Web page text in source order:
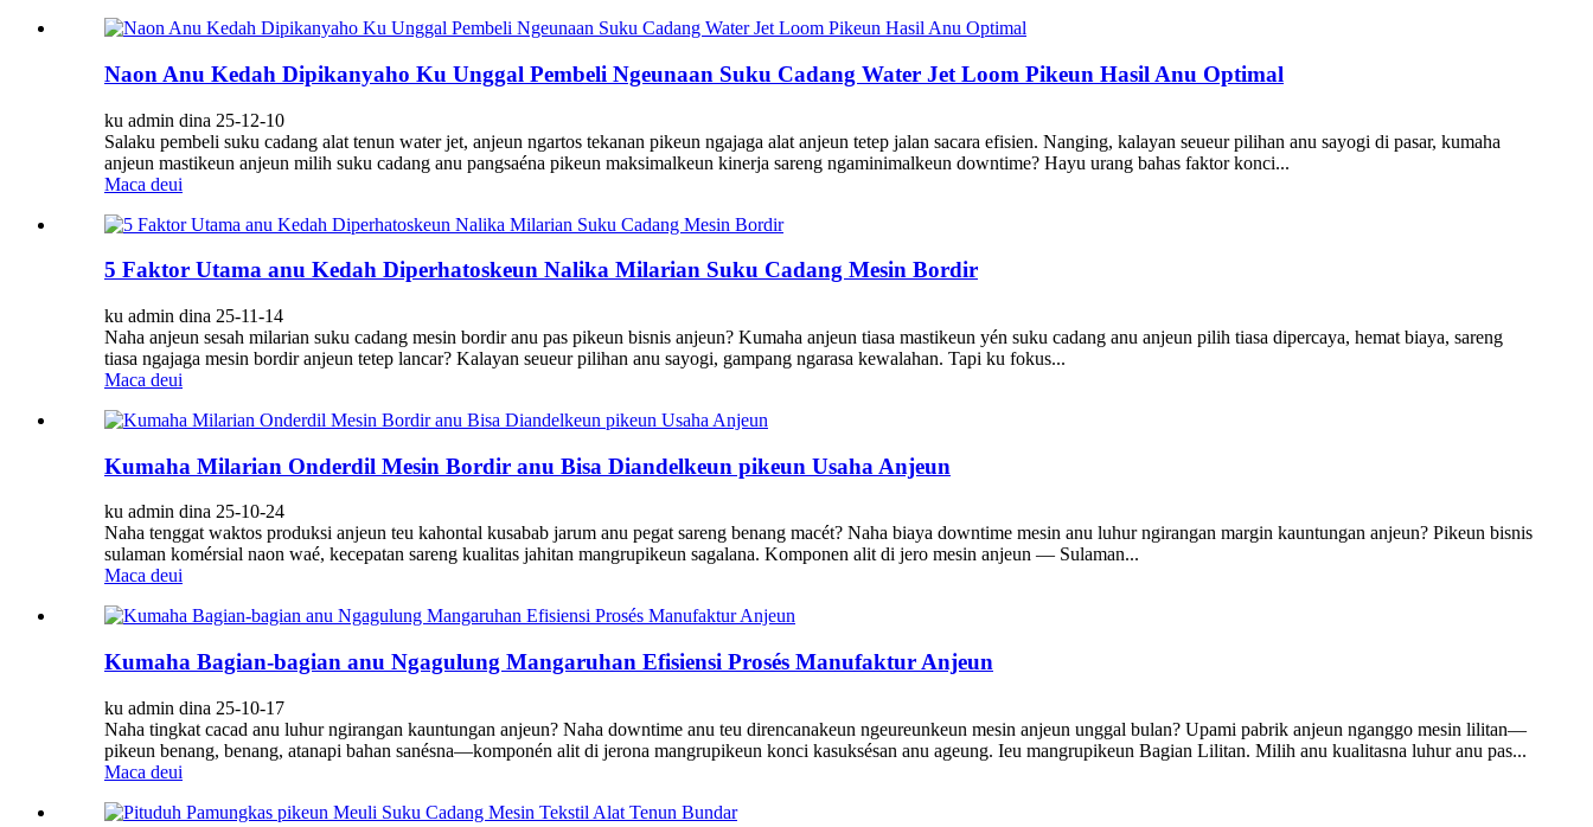
Naon Anu Kedah Dipikanyaho Ku Unggal Pembeli Ngeunaan Suku Cadang Water Jet Loom Pikeun Hasil Anu Optimal
ku admin dina 25-12-10
Salaku pembeli suku cadang alat tenun water jet, anjeun ngartos tekanan pikeun ngajaga alat anjeun tetep jalan sacara efisien. Nanging, kalayan seueur pilihan anu sayogi di pasar, kumaha
anjeun mastikeun anjeun milih suku cadang anu pangsaéna pikeun maksimalkeun kinerja sareng ngaminimalkeun downtime? Hayu urang bahas faktor konci...
Maca deui
5 Faktor Utama anu Kedah Diperhatoskeun Nalika Milarian Suku Cadang Mesin Bordir
ku admin dina 25-11-14
Naha anjeun sesah milarian suku cadang mesin bordir anu pas pikeun bisnis anjeun? Kumaha anjeun tiasa mastikeun yén suku cadang anu anjeun pilih tiasa dipercaya, hemat biaya, sareng
tiasa ngajaga mesin bordir anjeun tetep lancar? Kalayan seueur pilihan anu sayogi, gampang ngarasa kewalahan. Tapi ku fokus...
Maca deui
Kumaha Milarian Onderdil Mesin Bordir anu Bisa Diandelkeun pikeun Usaha Anjeun
ku admin dina 25-10-24
Naha tenggat waktos produksi anjeun teu kahontal kusabab jarum anu pegat sareng benang macét? Naha biaya downtime mesin anu luhur ngirangan margin kauntungan anjeun? Pikeun bisnis
sulaman komérsial naon waé, kecepatan sareng kualitas jahitan mangrupikeun sagalana. Komponen alit di jero mesin anjeun — Sulaman...
Maca deui
Kumaha Bagian-bagian anu Ngagulung Mangaruhan Efisiensi Prosés Manufaktur Anjeun
ku admin dina 25-10-17
Naha tingkat cacad anu luhur ngirangan kauntungan anjeun? Naha downtime anu teu direncanakeun ngeureunkeun mesin anjeun unggal bulan? Upami pabrik anjeun nganggo mesin lilitan—
pikeun benang, benang, atanapi bahan sanésna—komponén alit di jerona mangrupikeun konci kasuksésan anu ageung. Ieu mangrupikeun Bagian Lilitan. Milih anu kualitasna luhur anu pas...
Maca deui